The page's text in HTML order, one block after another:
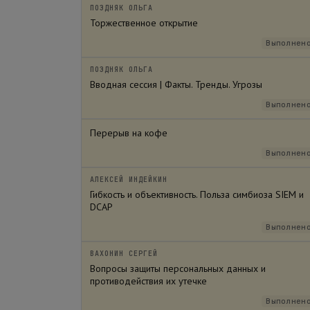
ПОЗДНЯК ОЛЬГА
Торжественное открытие
Выполнено
ПОЗДНЯК ОЛЬГА
Вводная сессия | Факты. Тренды. Угрозы
Выполнено
Перерыв на кофе
Выполнено
АЛЕКСЕЙ ИНДЕЙКИН
Гибкость и объективность. Польза симбиоза SIEM и
DCAP
Выполнено
ВАХОНИН СЕРГЕЙ
Вопросы защиты персональных данных и
противодействия их утечке
Выполнено